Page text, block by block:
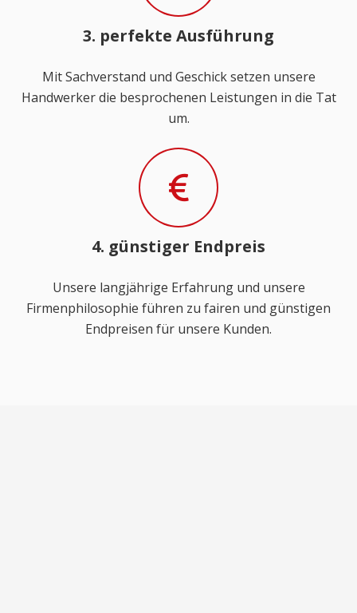
3. perfekte Ausführung
Mit Sachverstand und Geschick setzen unsere
Handwerker die besprochenen Leistungen in die Tat
um.
4. günstiger Endpreis
Unsere langjährige Erfahrung und unsere
Firmenphilosophie führen zu fairen und günstigen
Endpreisen für unsere Kunden.